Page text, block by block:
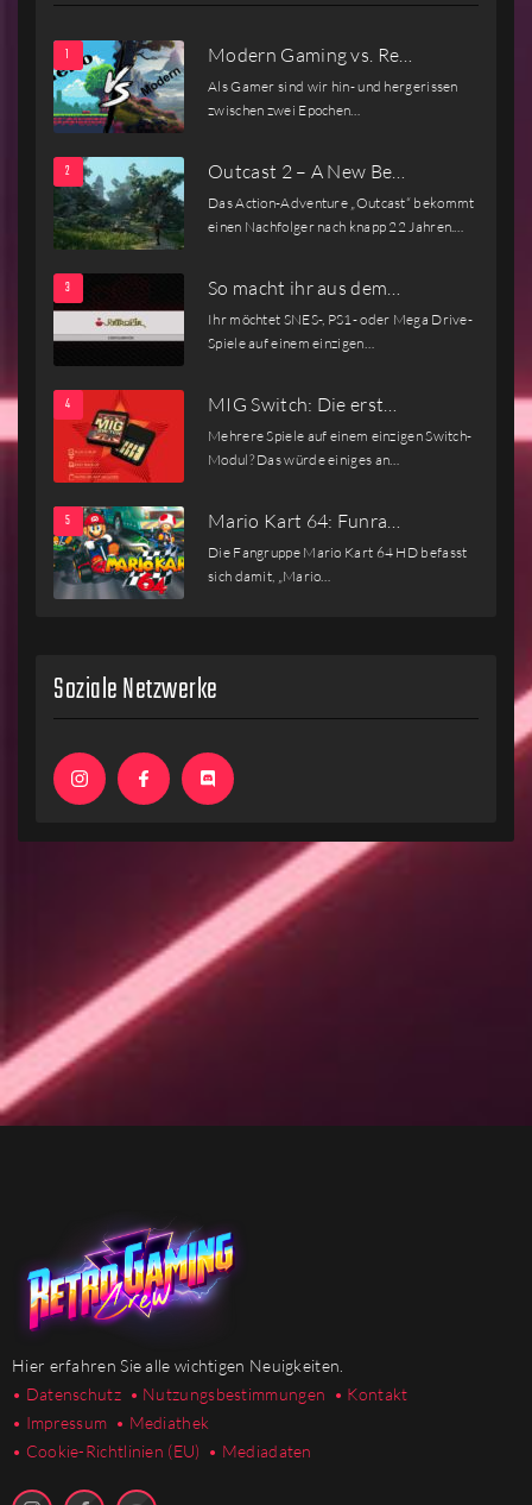
Modern Gaming vs. Re…
Als Gamer sind wir hin- und hergerissen
zwischen zwei Epochen…
Outcast 2 – A New Be…
Das Action-Adventure „Outcast“ bekommt
einen Nachfolger nach knapp 22 Jahren.…
So macht ihr aus dem…
Ihr möchtet SNES-, PS1- oder Mega Drive-
Spiele auf einem einzigen…
MIG Switch: Die erst…
Mehrere Spiele auf einem einzigen Switch-
Modul? Das würde einiges an…
Mario Kart 64: Funra…
Die Fangruppe Mario Kart 64 HD befasst
sich damit, „Mario…
Soziale Netzwerke
Hier erfahren Sie alle wichtigen Neuigkeiten.
• Datenschutz • Nutzungsbestimmungen • Kontakt
• Impressum • Mediathek
• Cookie-Richtlinien (EU) • Mediadaten